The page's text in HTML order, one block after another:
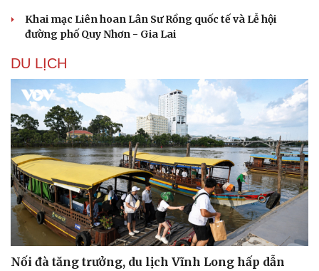
Văn hóa
Sân khấu - Điện ảnh
Văn học
Âm nhạc
Di sản
Nghệ sĩ
Thời trang
Sao Việt
Khai mạc Liên hoan Lân Sư Rồng quốc tế và Lễ hội
đường phố Quy Nhơn - Gia Lai
DU LỊCH
Nối đà tăng trưởng, du lịch Vĩnh Long hấp dẫn